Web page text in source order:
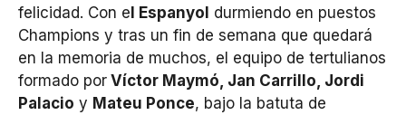
felicidad. Con el Espanyol durmiendo en puestos
Champions y tras un fin de semana que quedará
en la memoria de muchos, el equipo de tertulianos
formado por Víctor Maymó, Jan Carrillo, Jordi
Palacio y Mateu Ponce, bajo la batuta de